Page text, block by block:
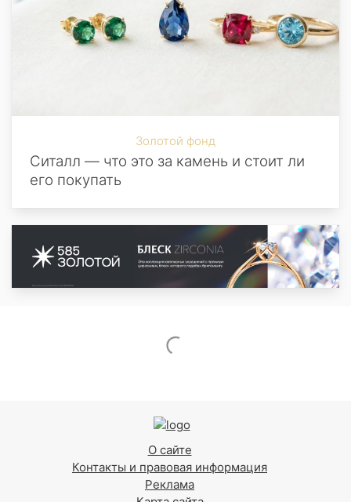
Золотой фонд
Ситалл — что это за камень и стоит ли
его покупать
О сайте
Контакты и правовая информация
Реклама